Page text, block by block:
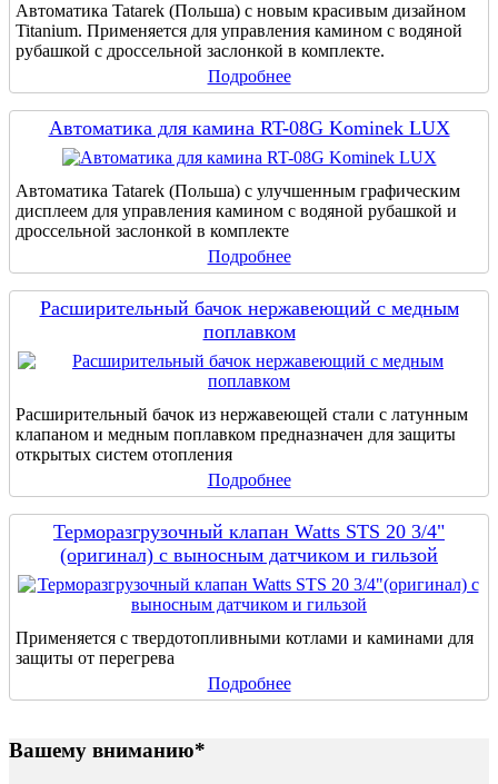
Автоматика Tatarek (Польша) с новым красивым дизайном
Titanium. Применяется для управления камином с водяной
рубашкой с дроссельной заслонкой в комплекте.
Подробнее
Автоматика для камина RT-08G Kominek LUX
Автоматика Tatarek (Польша) с улучшенным графическим
дисплеем для управления камином с водяной рубашкой и
дроссельной заслонкой в комплекте
Подробнее
Расширительный бачок нержавеющий с медным
поплавком
Расширительный бачок из нержавеющей стали с латунным
клапаном и медным поплавком предназначен для защиты
открытых систем отопления
Подробнее
Терморазгрузочный клапан Watts STS 20 3/4"
(оригинал) с выносным датчиком и гильзой
Применяется с твердотопливными котлами и каминами для
защиты от перегрева
Подробнее
Вашему вниманию*